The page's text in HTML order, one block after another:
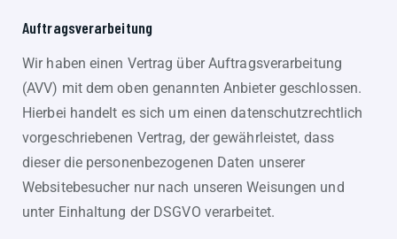
Auftragsverarbeitung
Wir haben einen Vertrag über Auftragsverarbeitung
(AVV) mit dem oben genannten Anbieter geschlossen.
Hierbei handelt es sich um einen datenschutzrechtlich
vorgeschriebenen Vertrag, der gewährleistet, dass
dieser die personenbezogenen Daten unserer
Websitebesucher nur nach unseren Weisungen und
unter Einhaltung der DSGVO verarbeitet.